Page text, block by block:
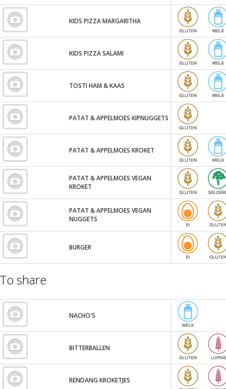
KIDS PIZZA MARGARITHA
KIDS PIZZA SALAMI
TOSTI HAM & KAAS
PATAT & APPELMOES KIPNUGGETS
PATAT & APPELMOES KROKET
PATAT & APPELMOES VEGAN
KROKET
PATAT & APPELMOES VEGAN
NUGGETS
BURGER
To share
NACHO'S
BITTERBALLEN
RENDANG KROKETJES